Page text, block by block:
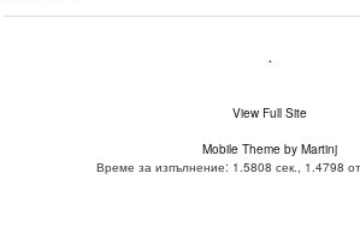
.
View Full Site
Mobile Theme by Martinj
Време за изпълнение: 1.5808 сек., 1.4798 от